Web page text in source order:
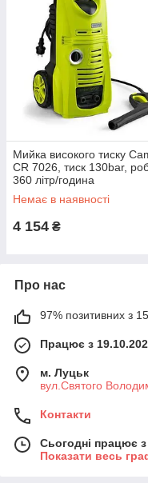
Мийка високого тиску
CR 7026, тиск 130bar,
360 літр/година
Немає в наявності
4 154 ₴
Про нас
97% позитивних з
Працює з
м. Луцьк
вул.Святого
Контакти
Сьогодні працює
Показати весь